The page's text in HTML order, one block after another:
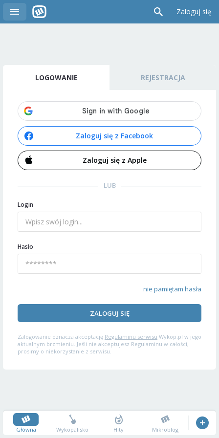
Zaloguj się
LOGOWANIE REJESTRACJA
Zaloguj się z Facebook
Zaloguj się z Apple
LUB
Login
Hasło
nie pamiętam hasła
ZALOGUJ SIĘ
Zalogowanie oznacza akceptację Regulaminu serwisu Wykop.pl w jego
aktualnym brzmieniu. Jeśli nie akceptujesz Regulaminu w całości,
prosimy o niekorzystanie z serwisu.
Główna Wykopalisko Hity Mikroblog